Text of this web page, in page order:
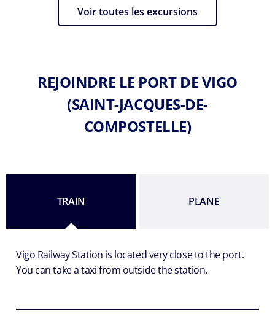
Voir toutes les excursions
REJOINDRE LE PORT DE VIGO
(SAINT-JACQUES-DE-
COMPOSTELLE)
TRAIN PLANE
Vigo Railway Station is located very close to the port.
You can take a taxi from outside the station.